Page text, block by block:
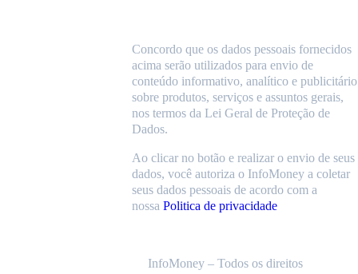
Concordo que os dados pessoais fornecidos
acima serão utilizados para envio de
conteúdo informativo, analítico e publicitário
sobre produtos, serviços e assuntos gerais,
nos termos da Lei Geral de Proteção de
Dados.
Ao clicar no botão e realizar o envio de seus
dados, você autoriza o InfoMoney a coletar
seus dados pessoais de acordo com a
nossa Politica de privacidade
InfoMoney – Todos os direitos